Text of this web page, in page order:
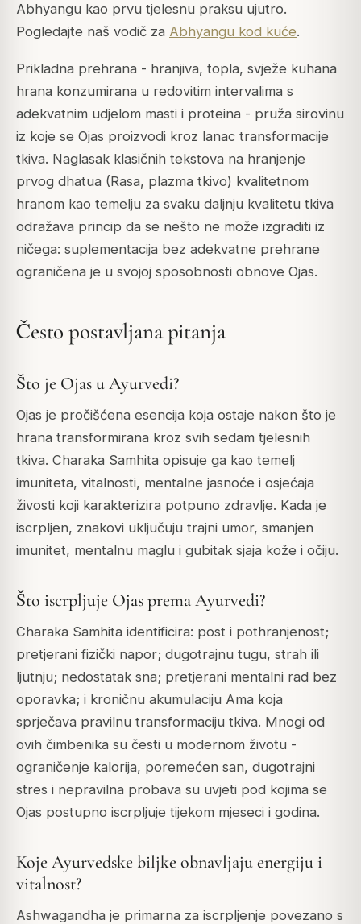
Abhyangu kao prvu tjelesnu praksu ujutro.
Pogledajte naš vodič za Abhyangu kod kuće.
Prikladna prehrana - hranjiva, topla, svježe kuhana
hrana konzumirana u redovitim intervalima s
adekvatnim udjelom masti i proteina - pruža sirovinu
iz koje se Ojas proizvodi kroz lanac transformacije
tkiva. Naglasak klasičnih tekstova na hranjenje
prvog dhatua (Rasa, plazma tkivo) kvalitetnom
hranom kao temelju za svaku daljnju kvalitetu tkiva
odražava princip da se nešto ne može izgraditi iz
ničega: suplementacija bez adekvatne prehrane
ograničena je u svojoj sposobnosti obnove Ojas.
Često postavljana pitanja
Što je Ojas u Ayurvedi?
Ojas je pročišćena esencija koja ostaje nakon što je
hrana transformirana kroz svih sedam tjelesnih
tkiva. Charaka Samhita opisuje ga kao temelj
imuniteta, vitalnosti, mentalne jasnoće i osjećaja
živosti koji karakterizira potpuno zdravlje. Kada je
iscrpljen, znakovi uključuju trajni umor, smanjen
imunitet, mentalnu maglu i gubitak sjaja kože i očiju.
Što iscrpljuje Ojas prema Ayurvedi?
Charaka Samhita identificira: post i pothranjenost;
pretjerani fizički napor; dugotrajnu tugu, strah ili
ljutnju; nedostatak sna; pretjerani mentalni rad bez
oporavka; i kroničnu akumulaciju Ama koja
sprječava pravilnu transformaciju tkiva. Mnogi od
ovih čimbenika su česti u modernom životu -
ograničenje kalorija, poremećen san, dugotrajni
stres i nepravilna probava su uvjeti pod kojima se
Ojas postupno iscrpljuje tijekom mjeseci i godina.
Koje Ayurvedske biljke obnavljaju energiju i
vitalnost?
Ashwagandha je primarna za iscrpljenje povezano s